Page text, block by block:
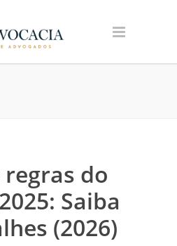
regras do
Saiba
(2026)